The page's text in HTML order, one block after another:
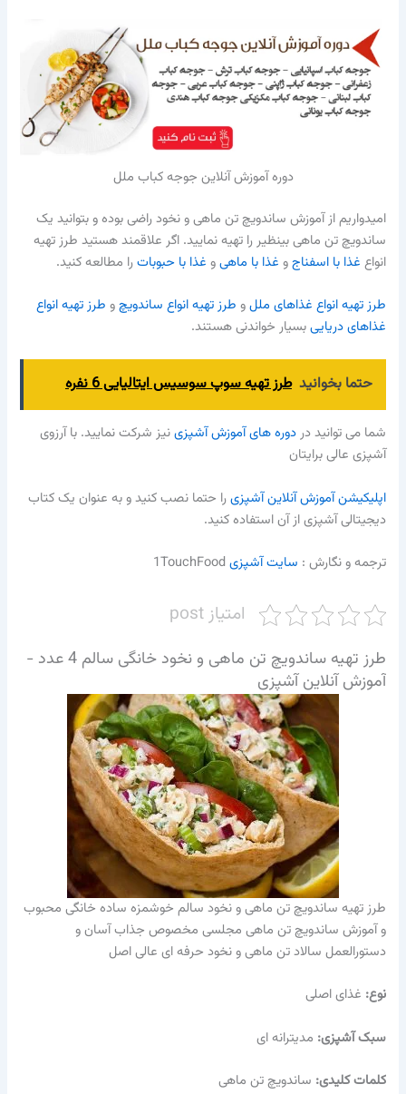
دوره آموزش آنلاین جوجه کباب ملل
امیدواریم از آموزش ساندویچ تن ماهی و نخود راضی بوده و بتوانید یک
ساندویچ تن ماهی بینظیر را تهیه نمایید. اگر علاقمند هستید طرز تهیه
انواع غذا با اسفناجو غذا با ماهیو غذا با حبوباترا مطالعه کنید.
طرز تهیه انواع غذاهای مللو طرز تهیه انواع ساندویچو طرز تهیه انواع
غذاهای دریاییبسیار خواندنی هستند.
حتما بخوانید طرز تهیه سوپ سوسیس ایتالیایی 6 نفره
شما می توانید دردوره های آموزش آشپزینیز شرکت نمایید. با آرزوی
آشپزی عالی برایتان
اپلیکیشن آموزش آنلاین آشپزیرا حتما نصب کنید و به عنوان یک کتاب
دیجیتالی آشپزی از آن استفاده کنید.
ترجمه و نگارش :‌ سایت آشپزی1TouchFood
امتیاز post
طرز تهیه ساندویچ تن ماهی و نخود خانگی سالم 4 عدد -
آموزش آنلاین آشپزی
طرز تهیه ساندویچ تن ماهی و نخود سالم خوشمزه ساده خانگی محبوب
و آموزش ساندویچ تن ماهی مجلسی مخصوص جذاب آسان و
دستورالعمل سالاد تن ماهی و نخود حرفه ای عالی اصل
نوع: غذای اصلی
سبک آشپزی: مدیترانه ای
کلمات کلیدی: ساندویچ تن ماهی